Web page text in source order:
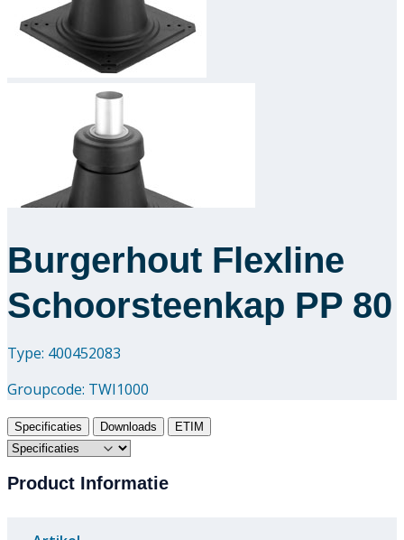
Oplossingen
Downloads
Over ons
Contact
Burgerhout Flexline
Schoorsteenkap PP 80
Type: 400452083
Groupcode: TWI1000
Specificaties Downloads ETIM
Product Informatie